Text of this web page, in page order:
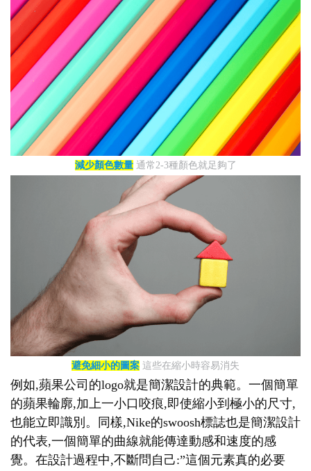
減少顏色數量通常2-3種顏色就足夠了
避免細小的圖案 這些在縮小時容易消失
例如,蘋果公司的logo就是簡潔設計的典範。一個簡單
的蘋果輪廓,加上一小口咬痕,即使縮小到極小的尺寸,
也能立即識別。同樣,Nike的swoosh標誌也是簡潔設計
的代表,一個簡單的曲線就能傳達動感和速度的感
覺。在設計過程中,不斷問自己:”這個元素真的必要